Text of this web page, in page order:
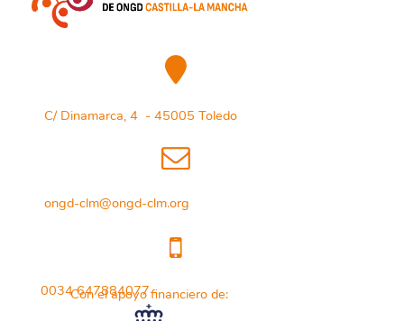
C/ Dinamarca, 4 - 45005 Toledo
ongd-clm@ongd-clm.org
0034 647884077
Con el apoyo financiero de: